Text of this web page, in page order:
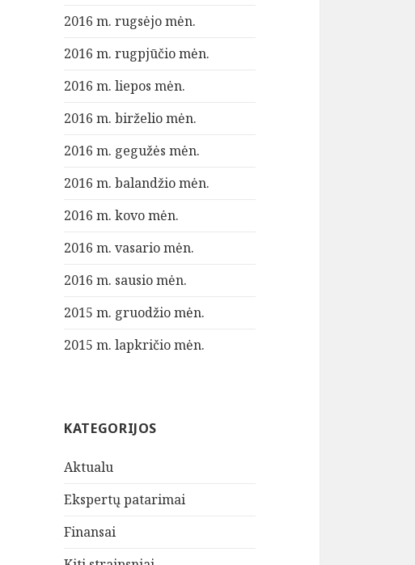
2016 m. rugsėjo mėn.
2016 m. rugpjūčio mėn.
2016 m. liepos mėn.
2016 m. birželio mėn.
2016 m. gegužės mėn.
2016 m. balandžio mėn.
2016 m. kovo mėn.
2016 m. vasario mėn.
2016 m. sausio mėn.
2015 m. gruodžio mėn.
2015 m. lapkričio mėn.
KATEGORIJOS
Aktualu
Ekspertų patarimai
Finansai